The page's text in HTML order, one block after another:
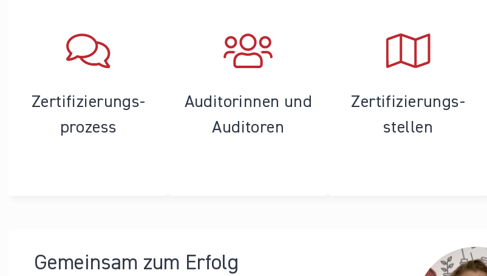
Zertifizierungs­
prozess
Auditorinnen und
Auditoren
Zertifizierungs­
stellen
Gemeinsam zum Erfolg